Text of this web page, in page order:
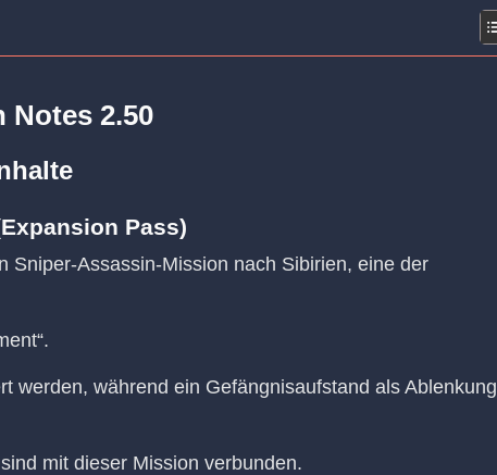
Notes 2.50
Pass)
Sniper-Assassin-Mission nach Sibirien, eine der
werden, während ein Gefängnisaufstand als Ablenkung
mit dieser Mission verbunden.